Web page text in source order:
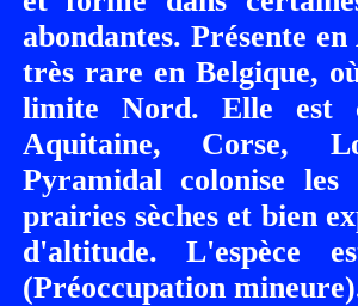
abondantes. Présente
très rare en Belgique,
limite Nord. Elle est
Aquitaine, Corse,
Pyramidal colonise les
prairies sèches et bien
d'altitude. L'espèce
(Préoccupation